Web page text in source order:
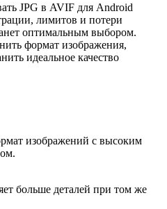
JPG в AVIF для Android
лимитов и потери
оптимальным выбором.
формат изображения,
идеальное качество
изображений с высоким
больше деталей при том же